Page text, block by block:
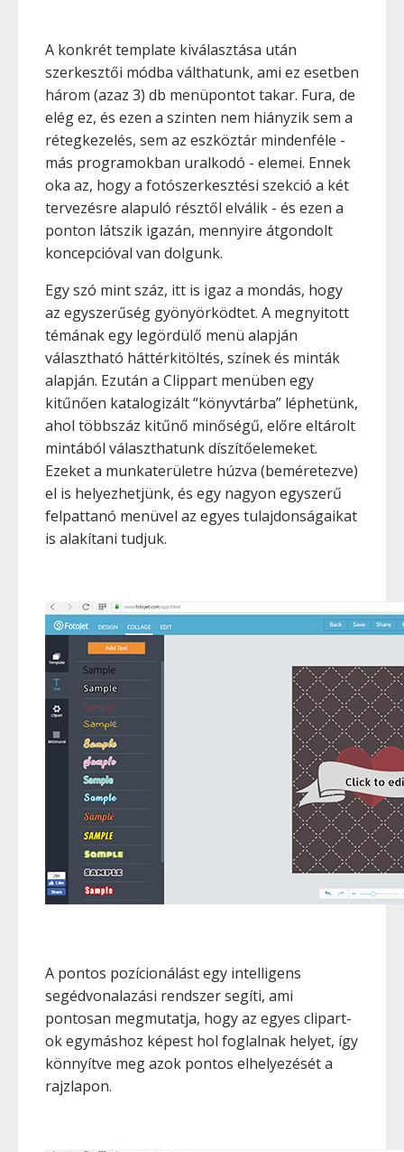
A konkrét template kiválasztása után
szerkesztői módba válthatunk, ami ez esetben
három (azaz 3) db menüpontot takar. Fura, de
elég ez, és ezen a szinten nem hiányzik sem a
rétegkezelés, sem az eszköztár mindenféle -
más programokban uralkodó - elemei. Ennek
oka az, hogy a fotószerkesztési szekció a két
tervezésre alapuló résztől elválik - és ezen a
ponton látszik igazán, mennyire átgondolt
koncepcióval van dolgunk.
Egy szó mint száz, itt is igaz a mondás, hogy
az egyszerűség gyönyörködtet. A megnyitott
témának egy legördülő menü alapján
választható háttérkitöltés, színek és minták
alapján. Ezután a Clippart menüben egy
kitűnően katalogizált “könyvtárba” léphetünk,
ahol többszáz kitűnő minőségű, előre eltárolt
mintából választhatunk díszítőelemeket.
Ezeket a munkaterületre húzva (beméretezve)
el is helyezhetjünk, és egy nagyon egyszerű
felpattanó menüvel az egyes tulajdonságaikat
is alakítani tudjuk.
A pontos pozícionálást egy intelligens
segédvonalazási rendszer segíti, ami
pontosan megmutatja, hogy az egyes clipart-
ok egymáshoz képest hol foglalnak helyet, így
könnyítve meg azok pontos elhelyezését a
rajzlapon.